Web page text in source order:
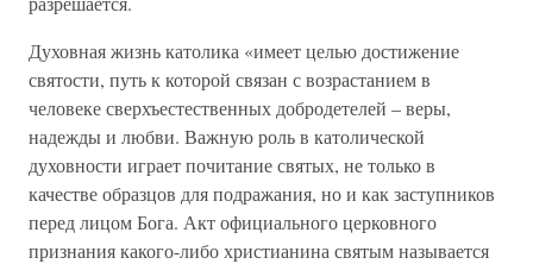
Духовная жизнь католика «имеет целью достижение
святости, путь к которой связан с возрастанием в
человеке сверхъестественных добродетелей – веры,
надежды и любви. Важную роль в католической
духовности играет почитание святых, не только в
качестве образцов для подражания, но и как заступников
перед лицом Бога. Акт официального церковного
признания какого-либо христианина святым называется